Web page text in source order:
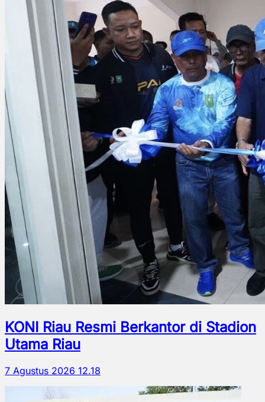
KONI Riau Resmi Berkantor di Stadion
Utama Riau
7 Agustus 2026 12.18